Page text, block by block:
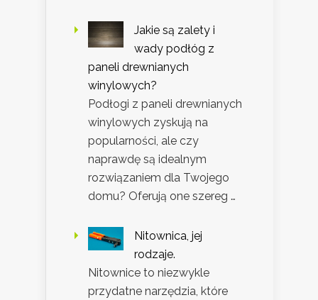
Jakie są zalety i
wady podłóg z
paneli drewnianych
winylowych?
Podłogi z paneli drewnianych
winylowych zyskują na
popularności, ale czy
naprawdę są idealnym
rozwiązaniem dla Twojego
domu? Oferują one szereg …
Nitownica, jej
rodzaje.
Nitownice to niezwykle
przydatne narzędzia, które